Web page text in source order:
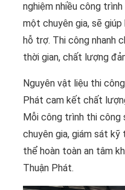
nghiệm nhiều công
một chuyên gia, sẽ
hỗ trợ. Thi công nhanh
thời gian, chất lượng
Nguyên vật liệu thi
Phát cam kết chất
Mỗi công trình thi công
chuyên gia, giám sát
thể hoàn toàn an tâm
Thuận Phát.